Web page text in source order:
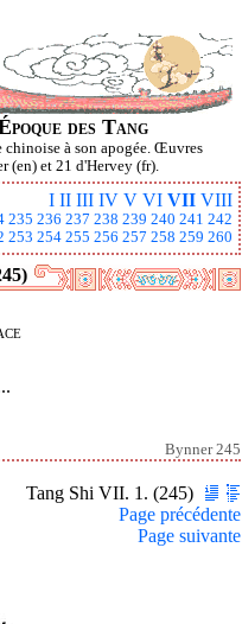
des Tang
à son apogée. Œuvres
(en) et 21 d'Hervey (fr).
I II III IV V VI VII VIII
235 236 237 238 239 240 241 242
253 254 255 256 257 258 259 260
Bynner 245
Tang Shi VII. 1. (245)
Page précédente
Page suivante